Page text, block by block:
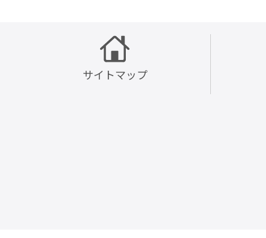
サイトマップ